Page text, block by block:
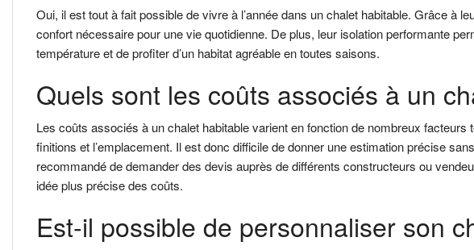
Oui, il est tout à fait possible de vivre à l’année dans un chalet habitable. Grâce à
confort nécessaire pour une vie quotidienne. De plus, leur isolation performante
température et de profiter d’un habitat agréable en toutes saisons.
Quels sont les coûts associés à un
Les coûts associés à un chalet habitable varient en fonction de nombreux facteurs
finitions et l’emplacement. Il est donc difficile de donner une estimation précise
recommandé de demander des devis auprès de différents constructeurs ou
idée plus précise des coûts.
Est-il possible de personnaliser son